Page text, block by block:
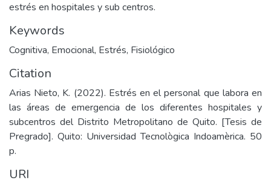
estrés en hospitales y sub centros.
Keywords
Cognitiva, Emocional, Estrés, Fisiológico
Citation
Arias Nieto, K. (2022). Estrés en el personal que labora en
las áreas de emergencia de los diferentes hospitales y
subcentros del Distrito Metropolitano de Quito. [Tesis de
Pregrado]. Quito: Universidad Tecnològica Indoamèrica. 50
p.
URI